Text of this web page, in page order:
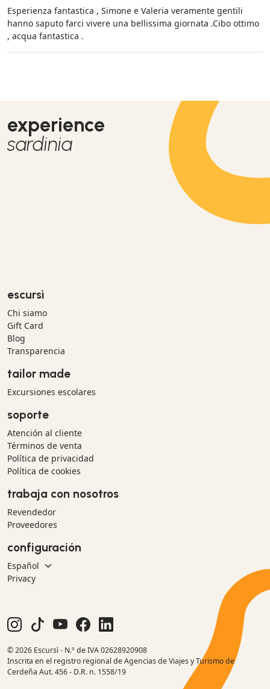
Esperienza fantastica , Simone e Valeria veramente gentili
hanno saputo farci vivere una bellissima giornata .Cibo ottimo
, acqua fantastica .
experience
sardinia
escursì
Chi siamo
Gift Card
Blog
Transparencia
tailor made
Excursiones escolares
soporte
Atención al cliente
Términos de venta
Política de privacidad
Política de cookies
trabaja con nosotros
Revendedor
Proveedores
configuración
Privacy
© 2026 Escursì - N.º de IVA 02628920908
Inscrita en el registro regional de Agencias de Viajes y Turismo de
Cerdeña Aut. 456 - D.R. n. 1558/19